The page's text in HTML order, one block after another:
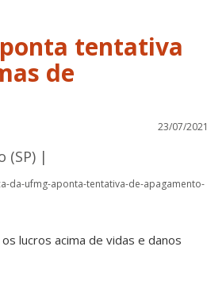
tentativa
de
23/07/2021
(SP) |
da-ufmg-aponta-tentativa-de-apagamento-
lucros acima de vidas e danos